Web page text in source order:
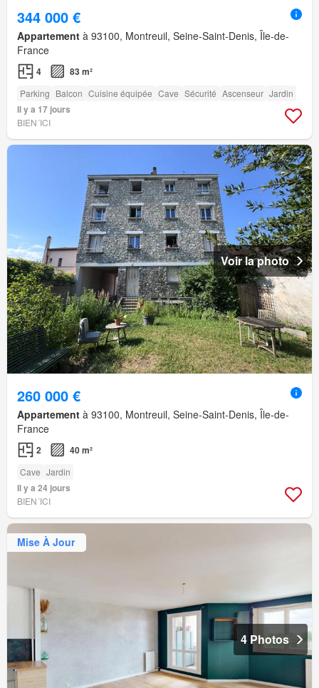
344 000 €
Appartement à 93100, Montreuil, Seine-Saint-Denis, Île-de-
France
4 83 m²
Parking Balcon Cuisine équipée Cave Sécurité Ascenseur Jardin
Il y a 17 jours
BIEN´ICI
Voir la photo
260 000 €
Appartement à 93100, Montreuil, Seine-Saint-Denis, Île-de-
France
2 40 m²
Cave Jardin
Il y a 24 jours
BIEN´ICI
Mise À Jour
4 Photos